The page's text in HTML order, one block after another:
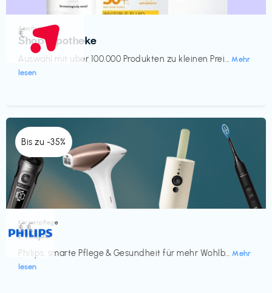
Apotheke
Shop Apotheke
Auswahl mit über 100.000 Produkten zu kleinen Prei... Mehr
lesen
€‎
Bis zu -35%
Körperpflege
Philips
Philips: smarte Pflege & Gesundheit für mehr Wohlb... Mehr
lesen
€€‎